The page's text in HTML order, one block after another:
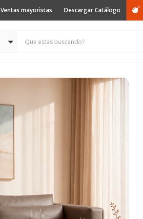
Ventas mayoristas Descargar Catálogo